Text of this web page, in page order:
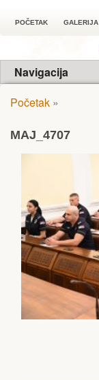
POČETAK GALERIJA
Navigacija
Početak »
MAJ_4707